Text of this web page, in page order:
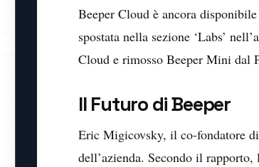
Beeper Cloud è ancora
spostata nella sezione ‘Labs’
Cloud e rimosso Beeper Mini dal
Il Futuro di Beeper
Eric Migicovsky, il co-fondatore
dell’azienda. Secondo il